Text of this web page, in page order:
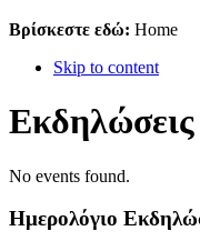
Βρίσκεστε εδώ: Home
Skip to content
Εκδηλώσεις
No events found.
Ημερολόγιο